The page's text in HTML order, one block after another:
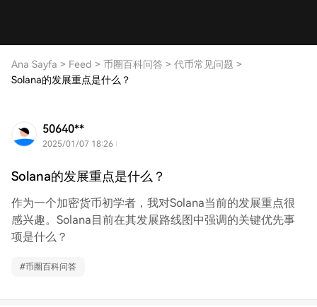
Ana Sayfa > Feed > 币圈百科问答 > 代币常见问题 >
Solana的发展重点是什么？
50640**
2025/01/07 18:26
Solana的发展重点是什么？
作为一个加密货币初学者，我对Solana当前的发展重点很
感兴趣。Solana目前在其发展路线图中强调的关键优先事
项是什么？
#币圈百科问答